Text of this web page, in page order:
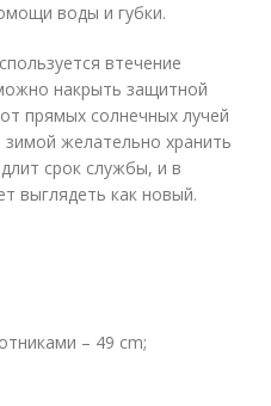
воды и губки.
втечение
накрыть защитной
прямых солнечных лучей
желательно хранить
срок службы, и в
выглядеть как новый.
– 49 cm;